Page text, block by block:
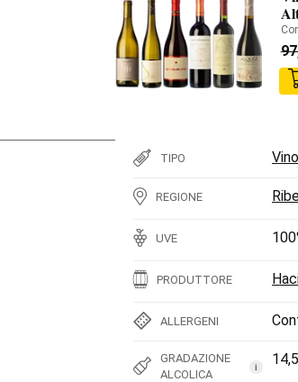
TIPO
REGIONE
UVE
PRODUTTORE
ALLERGENI
GRADAZIONE
ALCOLICA
i